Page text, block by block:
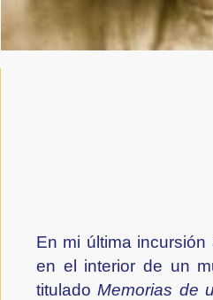
En mi última
en el interior de un
titulado Memorias de